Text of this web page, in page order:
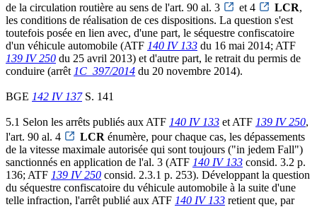
de la circulation routière au sens de l'art. 90 al. 3
et 4 LCR,
les conditions de réalisation de ces dispositions. La question s'est
toutefois posée en lien avec, d'une part, le séquestre confiscatoire
d'un véhicule automobile (ATF 140 IV 133 du 16 mai 2014; ATF
139 IV 250 du 25 avril 2013) et d'autre part, le retrait du permis de
conduire (arrêt 1C_397/2014 du 20 novembre 2014).
BGE 142 IV 137S. 141
5.1 Selon les arrêts publiés aux ATF 140 IV 133 et ATF 139 IV 250,
l'art. 90 al. 4
LCR énumère, pour chaque cas, les dépassements
de la vitesse maximale autorisée qui sont toujours ("in jedem Fall")
sanctionnés en application de l'al. 3 (ATF 140 IV 133 consid. 3.2 p.
136; ATF 139 IV 250 consid. 2.3.1 p. 253). Développant la question
du séquestre confiscatoire du véhicule automobile à la suite d'une
telle infraction, l'arrêt publié aux ATF 140 IV 133 retient que, par